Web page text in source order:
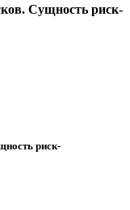
Сущность риск-
риск-